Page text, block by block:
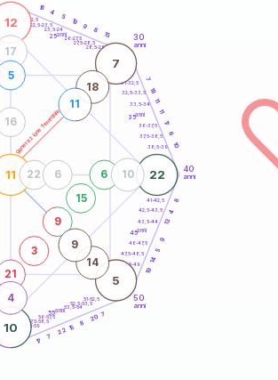
generazione femminile
30
anni
40
anni
50
anni
21-22,5
22,5-23,5
23,5-24
26-27,5
27,5-28,5
28,5-29
31-32,5
32,5-33,5
33,5-34
36-37,5
37,5-38,5
38,5-39
41-42,5
42,5-43,5
43,5-44
46-47,5
47,5-48,5
48,5-49
51-52,5
52,5-53,5
53,5-54
56-57,5
57,5-58,5
58,5-59
16
4
5
19
9
8
15
7
18
11
11
17
6
10
8
4
13
9
5
14
19
7
20
8
15
22
7
17
12
22
10
11
7
5
21
3
9
15
6
17
10
4
5
22 6
16
18
11
14
9
25anni
35anni
45anni
55anni